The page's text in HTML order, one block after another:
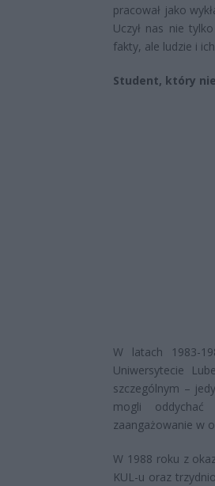
pracował jako
Uczył nas nie
fakty, ale ludzie i
Student, który nie
W latach 1983-
Uniwersytecie
szczególnym –
mogli
zaangażowanie w
W 1988 roku z
KUL-u oraz